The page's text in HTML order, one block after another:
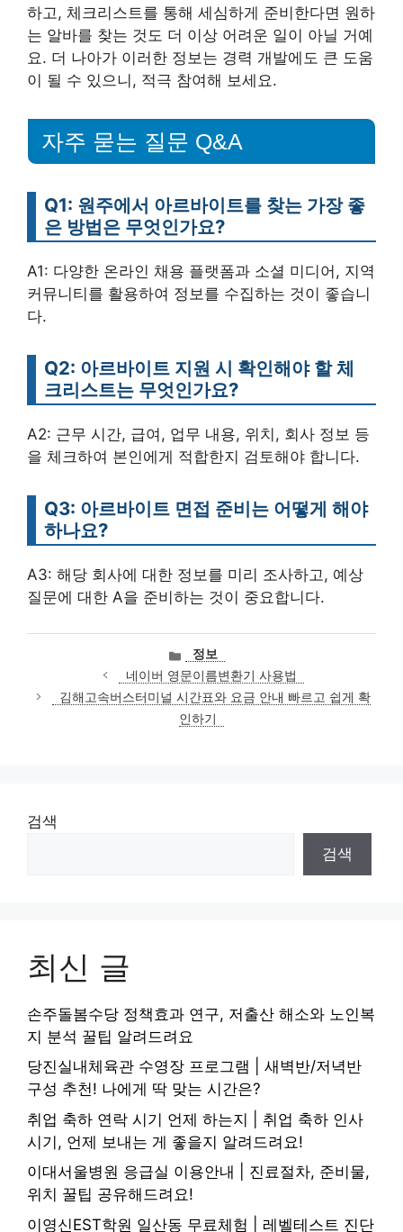
하고, 체크리스트를 통해 세심하게 준비한다면 원하
는 알바를 찾는 것도 더 이상 어려운 일이 아닐 거예
요. 더 나아가 이러한 정보는 경력 개발에도 큰 도움
이 될 수 있으니, 적극 참여해 보세요.
자주 묻는 질문 Q&A
Q1: 원주에서 아르바이트를 찾는 가장 좋
은 방법은 무엇인가요?
A1: 다양한 온라인 채용 플랫폼과 소셜 미디어, 지역
커뮤니티를 활용하여 정보를 수집하는 것이 좋습니
다.
Q2: 아르바이트 지원 시 확인해야 할 체
크리스트는 무엇인가요?
A2: 근무 시간, 급여, 업무 내용, 위치, 회사 정보 등
을 체크하여 본인에게 적합한지 검토해야 합니다.
Q3: 아르바이트 면접 준비는 어떻게 해야
하나요?
A3: 해당 회사에 대한 정보를 미리 조사하고, 예상
질문에 대한 A을 준비하는 것이 중요합니다.
카
테
고
리
정보
네이버 영문이름변환기 사용법
김해고속버스터미널 시간표와 요금 안내 빠르고 쉽게 확
인하기
검색
검색
최신 글
손주돌봄수당 정책효과 연구, 저출산 해소와 노인복
지 분석 꿀팁 알려드려요
당진실내체육관 수영장 프로그램 | 새벽반/저녁반
구성 추천! 나에게 딱 맞는 시간은?
취업 축하 연락 시기 언제 하는지 | 취업 축하 인사
시기, 언제 보내는 게 좋을지 알려드려요!
이대서울병원 응급실 이용안내 | 진료절차, 준비물,
위치 꿀팁 공유해드려요!
이영신EST학원 일산동 무료체험 | 레벨테스트 진단